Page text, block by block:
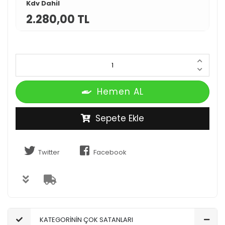
Kdv Dahil
2.280,00 TL
Hemen AL
Sepete Ekle
Twitter Facebook
KATEGORİNİN ÇOK SATANLARI